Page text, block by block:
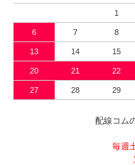
1
6 7 8
13 14 15
20 21 22
27 28 29
配線コム
毎週